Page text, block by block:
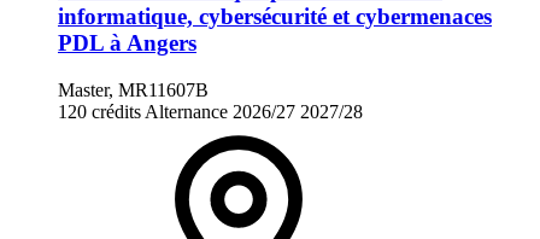
informatique, cybersécurité et cybermenaces
PDL à Angers
Master, MR11607B
120 crédits Alternance 2026/27 2027/28